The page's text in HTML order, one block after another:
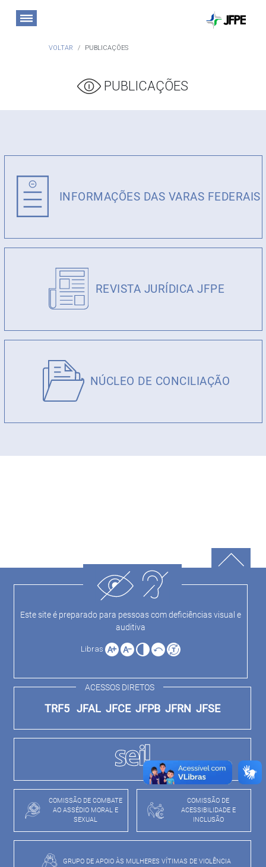
VOLTAR PUBLICAÇÕES
PUBLICAÇÕES
INFORMAÇÕES DAS VARAS FEDERAIS
REVISTA JURÍDICA JFPE
NÚCLEO DE CONCILIAÇÃO
Este site é preparado para pessoas com deficiências visual e
auditiva
Libras
ACESSOS DIRETOS
TRF5 JFAL JFCE JFPB JFRN JFSE
COMISSÃO DE COMBATE
AO ASSÉDIO MORAL E
SEXUAL
COMISSÃO DE
ACESSIBILIDADE E
INCLUSÃO
GRUPO DE APOIO ÀS MULHERES VÍTIMAS DE VIOLÊNCIA